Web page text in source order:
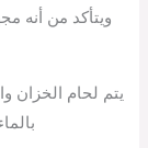
ويتأكد من أنه
يتم لحام الخزان